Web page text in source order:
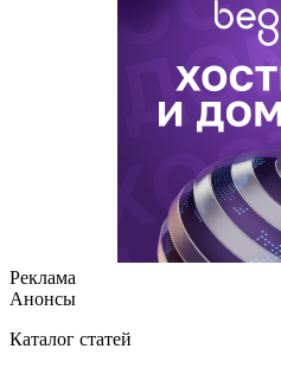
Реклама
Анонсы
Каталог статей